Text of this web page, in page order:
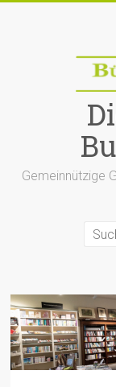
Gemeinnützige